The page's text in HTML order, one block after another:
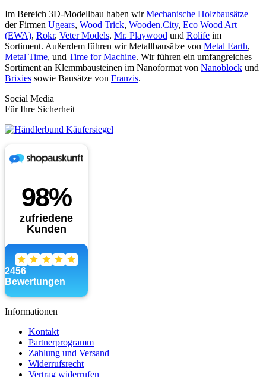
Im Bereich 3D-Modellbau haben wirMechanische Holzbausätze
der Firmen Ugears, Wood Trick, Wooden.City, Eco Wood Art
(EWA), Rokr, Veter Models, Mr. Playwood und Rolife im
Sortiment. Außerdem führen wir Metallbausätze von Metal Earth,
Metal Time, und Time for Machine. Wir führen ein umfangreiches
Sortiment an Klemmbausteinen im Nanoformat von Nanoblock und
Brixies sowie Bausätze von Franzis.
Social Media
Für Ihre Sicherheit
Informationen
Kontakt
Partnerprogramm
Zahlung und Versand
Widerrufsrecht
Vertrag widerrufen